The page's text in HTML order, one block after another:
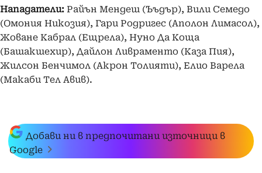
Нападатели: Райън Мендеш (Ъъдър), Вили Семедо
(Омония Никозия), Гари Родригес (Аполон Лимасол),
Жоване Кабрал (Ещрела), Нуно Да Коща
(Башакшехир), Дайлон Ливраменто (Каза Пия),
Жилсон Бенчимол (Акрон Толияти), Елио Варела
(Макаби Тел Авив).
Добави ни в предпочитани източници в
Google